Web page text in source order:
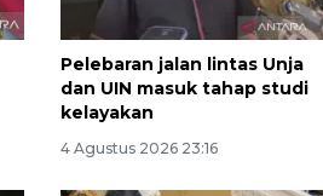
Pelebaran jalan lintas Unja
dan UIN masuk tahap studi
kelayakan
4 Agustus 2026 23:16